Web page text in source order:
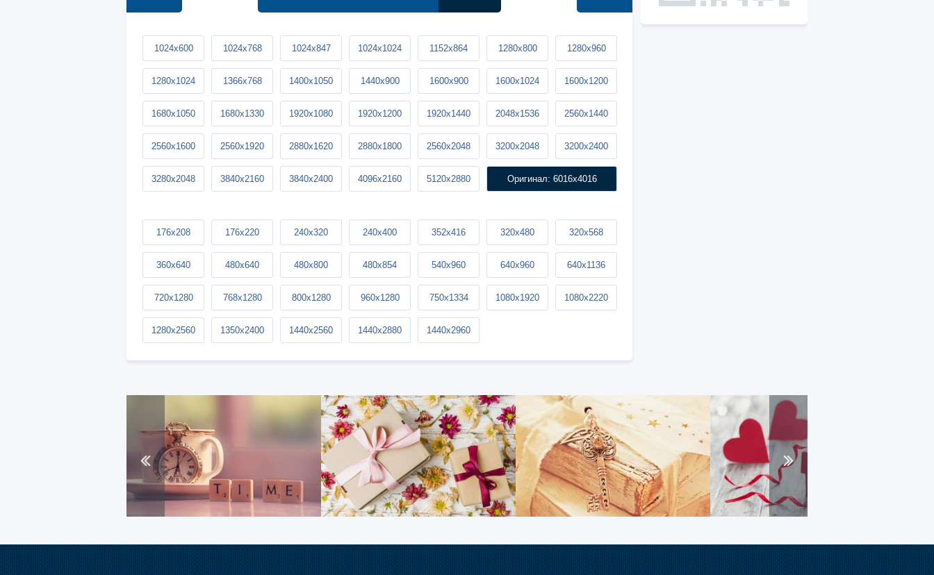
1024x600 1024x768 1024x847 1024x1024 1152x864 1280x800 1280x960
1280x1024 1366x768 1400x1050 1440x900 1600x900 1600x1024 1600x1200
1680x1050 1680x1330 1920x1080 1920x1200 1920x1440 2048x1536 2560x1440
2560x1600 2560x1920 2880x1620 2880x1800 2560x2048 3200x2048 3200x2400
3280x2048 3840x2160 3840x2400 4096x2160 5120x2880 Оригинал: 6016x4016
176x208 176x220 240x320 240x400 352x416 320x480 320x568
360x640 480x640 480x800 480x854 540x960 640x960 640x1136
720x1280 768x1280 800x1280 960x1280 750x1334 1080x1920 1080x2220
1280x2560 1350x2400 1440x2560 1440x2880 1440x2960